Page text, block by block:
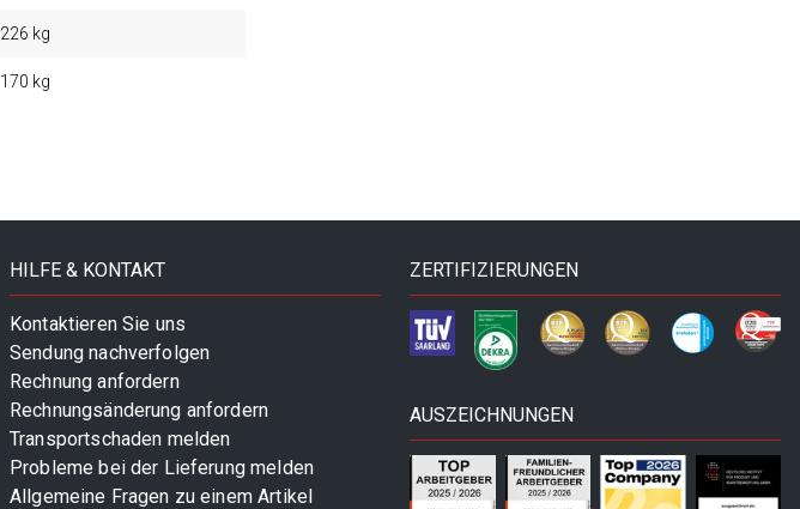
226 kg
170 kg
HILFE & KONTAKT
Kontaktieren Sie uns
Sendung nachverfolgen
Rechnung anfordern
Rechnungsänderung anfordern
Transportschaden melden
Probleme bei der Lieferung melden
Allgemeine Fragen zu einem Artikel
ZERTIFIZIERUNGEN
AUSZEICHNUNGEN